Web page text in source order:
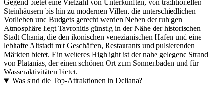
Gegend bietet eine Vielzahl von Unterkünften, von traditionellen
Steinhäusern bis hin zu modernen Villen, die unterschiedlichen
Vorlieben und Budgets gerecht werden.Neben der ruhigen
Atmosphäre liegt Tavronitis günstig in der Nähe der historischen
Stadt Chania, die den ikonischen venezianischen Hafen und eine
lebhafte Altstadt mit Geschäften, Restaurants und pulsierenden
Märkten bietet. Ein weiteres Highlight ist der nahe gelegene Strand
von Platanias, der einen schönen Ort zum Sonnenbaden und für
Wasseraktivitäten bietet.
Was sind die Top-Attraktionen in Deliana?